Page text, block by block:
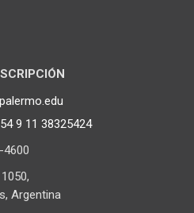
9 11 38325424
4600
Argentina